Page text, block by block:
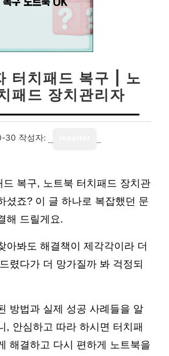
터치패드 복구 | 노
패드 장치관리자
30 작성자:
드 복구, 노트북 터치패드 장치관
셨죠? 이 글 하나로 복잡했던 문
해 드릴게요.
아봐도 해결책이 제각각이라 더
렸다가 더 망가질까 봐 걱정되
방법과 실제 성공 사례들을 알
, 안심하고 따라 하시면 터치패
해결하고 다시 편하게 노트북을